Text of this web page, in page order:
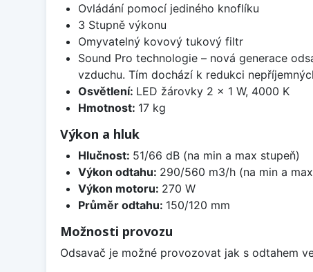
Ovládání pomocí jediného knoflíku
3 Stupně výkonu
Omyvatelný kovový tukový filtr
Sound Pro technologie – nová generace
vzduchu. Tím dochází k redukci
Osvětlení: LED žárovky 2 × 1 W, 4000 K
Hmotnost: 17 kg
Výkon a hluk
Hlučnost: 51/66 dB (na min a max stupeň)
Výkon odtahu: 290/560 m3/h (na min a
Výkon motoru: 270 W
Průměr odtahu: 150/120 mm
Možnosti provozu
Odsavač je možné provozovat jak s odtahem